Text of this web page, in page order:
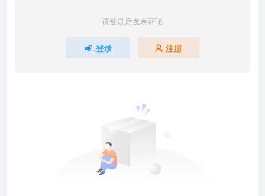
请登录后发表评论
登录 注册